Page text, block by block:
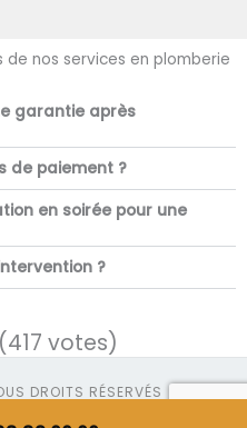
nos services en plomberie
garantie après
de paiement ?
en soirée pour une
?
votes)
DROITS RÉSERVÉS